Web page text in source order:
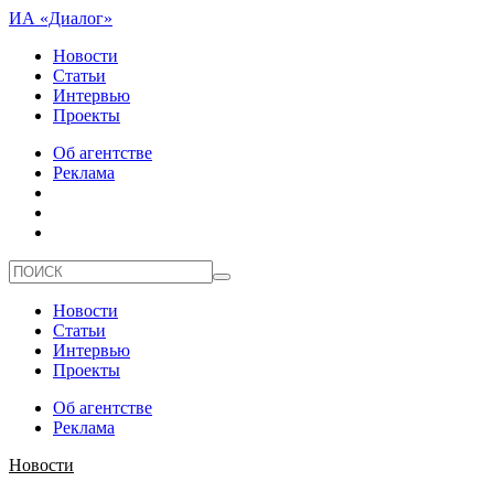
ИА «Диалог»
Новости
Статьи
Интервью
Проекты
Об агентстве
Реклама
Новости
Статьи
Интервью
Проекты
Об агентстве
Реклама
Новости